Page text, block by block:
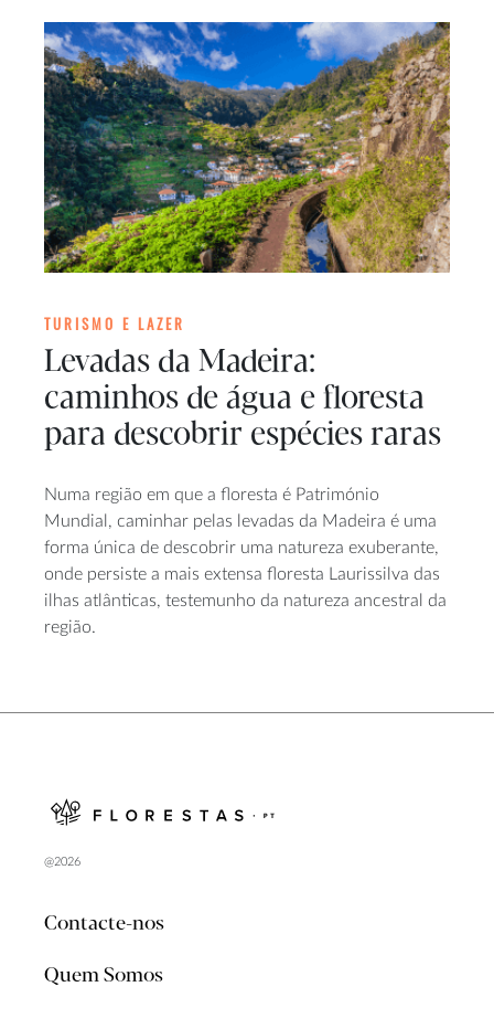
TURISMO E LAZER
Levadas da Madeira:
caminhos de água e floresta
para descobrir espécies raras
Numa região em que a floresta é Património
Mundial, caminhar pelas levadas da Madeira é uma
forma única de descobrir uma natureza exuberante,
onde persiste a mais extensa floresta Laurissilva das
ilhas atlânticas, testemunho da natureza ancestral da
região.
@2026
Contacte-nos
Quem Somos